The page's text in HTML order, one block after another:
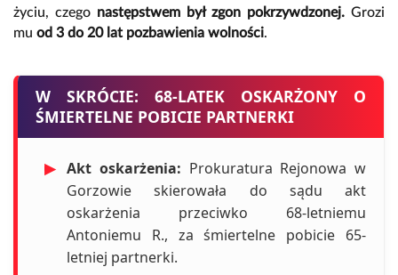
życiu, czego następstwem był zgon pokrzywdzonej. Grozi
mu od 3 do 20 lat pozbawienia wolności.
W SKRÓCIE: 68-LATEK OSKARŻONY O
ŚMIERTELNE POBICIE PARTNERKI
▶ Akt oskarżenia: Prokuratura Rejonowa w
Gorzowie skierowała do sądu akt
oskarżenia przeciwko 68-letniemu
Antoniemu R., za śmiertelne pobicie 65-
letniej partnerki.